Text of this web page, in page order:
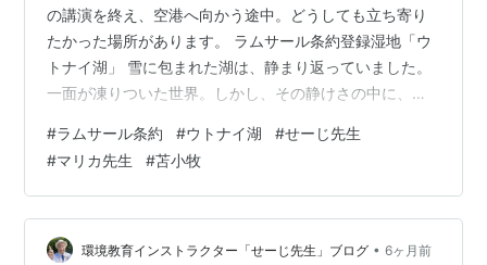
の講演を終え、空港へ向かう途中。どうしても立ち寄り
たかった場所があります。 ラムサール条約登録湿地「ウ
トナイ湖」 雪に包まれた湖は、静まり返っていました。
一面が凍りついた世界。しかし、その静けさの中に、命
ル条約は、世界的に重要な湿地を守るための国際条約で
す。 湿地は、 水をきれいにする 洪水を防ぐ 多くの生き
物のすみかになる いわば「地球の腎臓」。 ウトナイ湖
は、渡り鳥の重要な中継地として国際的に認められてい
ます。 ■ なぜ湿地は大切なのか 湿地はただの“水辺”では
#ラムサール条約 #ウトナイ湖 #せーじ先生
#マリカ先生 #苫小牧
環境教育インストラクター「せーじ先生」ブログ • 6ヶ月前